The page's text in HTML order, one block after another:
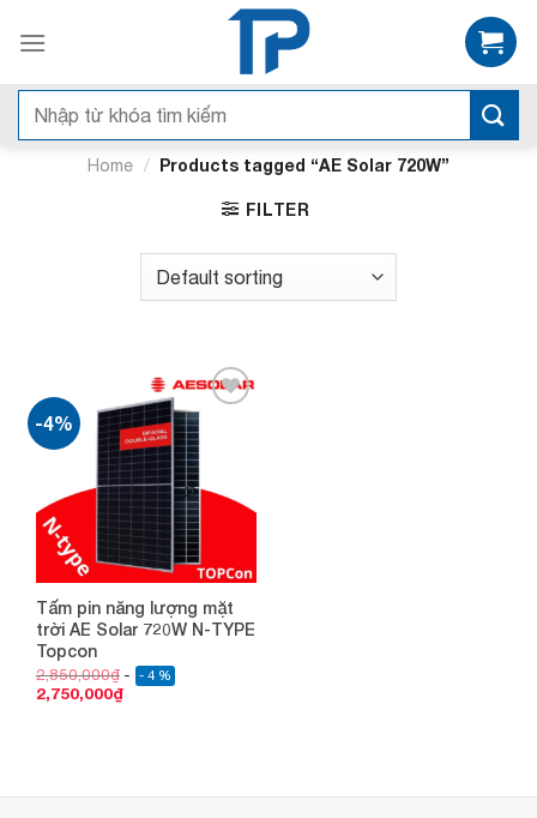
qua
dungSearch
Home / Products tagged “AE Solar 720W”
FILTER
-4%
Add to
wishlist
Tấm pin năng lượng mặt
trời AE Solar 720W N-TYPE
Topcon
2,850,000₫ - 4 %
2,750,000₫